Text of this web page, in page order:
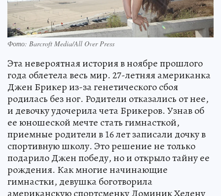
Фото: Barcroft Media/All Over Press
Эта невероятная история в ноябре прошлого
года облетела весь мир. 27-летняя американка
Джен Брикер из-за генетического сбоя
родилась без ног. Родители отказались от нее,
и девочку удочерила чета Брикеров. Узнав об
ее юношеской мечте стать гимнасткой,
приемные родители в 16 лет записали дочку в
спортивную школу. Это решение не только
подарило Джен победу, но и открыло тайну ее
рождения. Как многие начинающие
гимнастки, девушка боготворила
американскую спортсменку Доминик Хелену